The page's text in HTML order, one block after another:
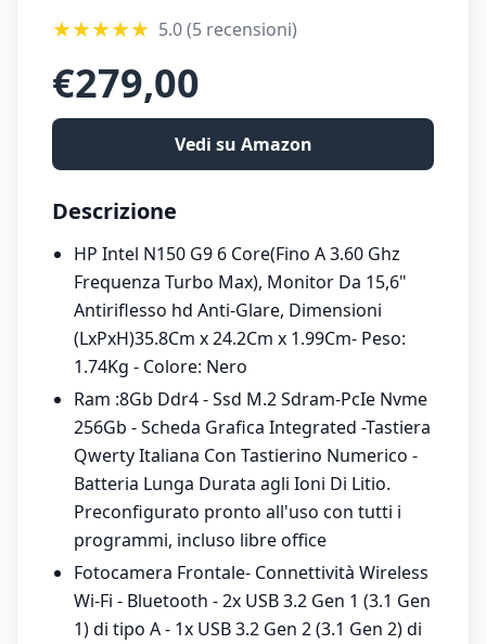
★★★★★ 5.0(5 recensioni)
€279,00
Vedi su Amazon
Descrizione
HP Intel N150 G9 6 Core(Fino A 3.60 Ghz
Frequenza Turbo Max), Monitor Da 15,6"
Antiriflesso hd Anti-Glare, Dimensioni
(LxPxH)35.8Cm x 24.2Cm x 1.99Cm- Peso:
1.74Kg - Colore: Nero
Ram :8Gb Ddr4 - Ssd M.2 Sdram-PcIe Nvme
256Gb - Scheda Grafica Integrated -Tastiera
Qwerty Italiana Con Tastierino Numerico -
Batteria Lunga Durata agli Ioni Di Litio.
Preconfigurato pronto all'uso con tutti i
programmi, incluso libre office
Fotocamera Frontale- Connettività Wireless
Wi-Fi - Bluetooth - 2x USB 3.2 Gen 1 (3.1 Gen
1) di tipo A - 1x USB 3.2 Gen 2 (3.1 Gen 2) di